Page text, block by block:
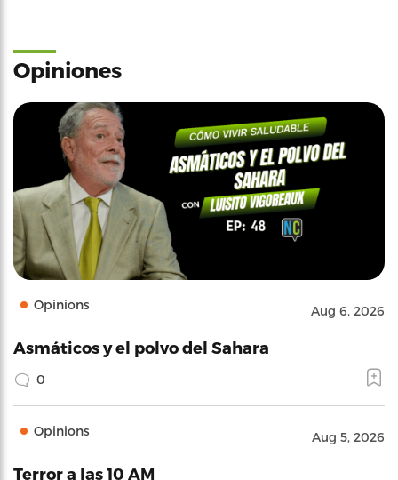
Opiniones
Opinions Aug 6, 2026
Asmáticos y el polvo del Sahara
0
Opinions Aug 5, 2026
Terror a las 10 AM